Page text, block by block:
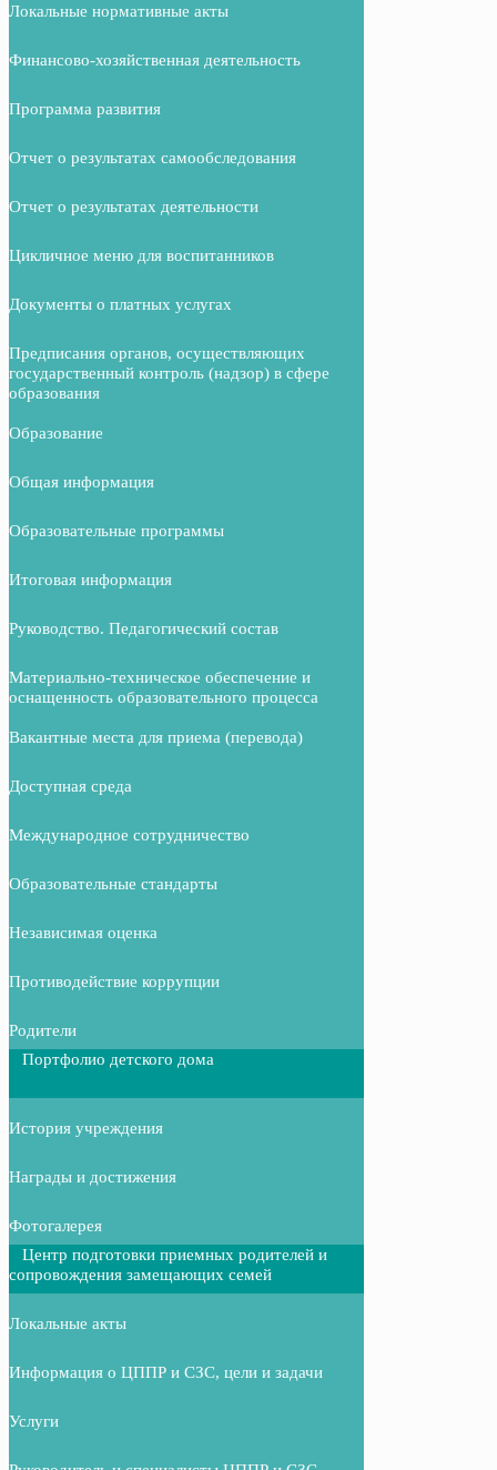
Локальные нормативные акты
Финансово-хозяйственная деятельность
Программа развития
Отчет о результатах самообследования
Отчет о результатах деятельности
Цикличное меню для воспитанников
Документы о платных услугах
Предписания органов, осуществляющих
государственный контроль (надзор) в сфере
образования
Образование
Общая информация
Образовательные программы
Итоговая информация
Руководство. Педагогический состав
Материально-техническое обеспечение и
оснащенность образовательного процесса
Вакантные места для приема (перевода)
Доступная среда
Международное сотрудничество
Образовательные стандарты
Независимая оценка
Противодействие коррупции
Родители
Портфолио детского дома
История учреждения
Награды и достижения
Фотогалерея
Центр подготовки приемных родителей и
сопровождения замещающих семей
Локальные акты
Информация о ЦППР и СЗС, цели и задачи
Услуги